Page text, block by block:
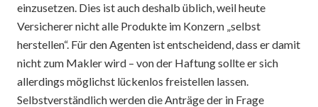
einzusetzen. Dies ist auch deshalb üblich, weil heute
Versicherer nicht alle Produkte im Konzern „selbst
herstellen“. Für den Agenten ist entscheidend, dass er damit
nicht zum Makler wird – von der Haftung sollte er sich
allerdings möglichst lückenlos freistellen lassen.
Selbstverständlich werden die Anträge der in Frage